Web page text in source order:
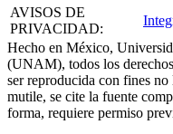
AVISOS DE
PRIVACIDAD:
Hecho en México,
(UNAM), todos los
ser reproducida con fines
mutile, se cite la fuente
forma, requiere permiso